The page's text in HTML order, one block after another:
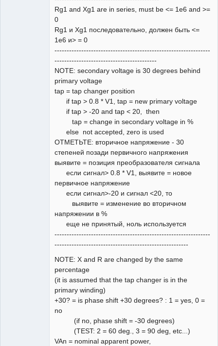
Rg1 and Xg1 are in series, must be <= 1e6 and >=
0
Rg1 и Xg1 последовательно, должен быть <=
1e6 и> = 0
----------------------------------------------------------------
------------------------------------------
NOTE: secondary voltage is 30 degrees behind
primary voltage
tap = tap changer position
if tap > 0.8 * V1, tap = new primary voltage
if tap > -20 and tap < 20, then
tap = change in secondary voltage in %
else not accepted, zero is used
ОТМЕТЬТЕ: вторичное напряжение - 30
степеней позади первичного напряжения
выявите = позиция преобразователя сигнала
если сигнал> 0.8 * V1, выявите = новое
первичное напряжение
если сигнал>-20 и сигнал <20, то
выявите = изменение во вторичном
напряжении в %
еще не принятый, ноль используется
----------------------------------------------------------------
-------------------------------------------------------
NOTE: X and R are changed by the same
percentage
(it is assumed that the tap changer is in the
primary winding)
+30? = is phase shift +30 degrees? : 1 = yes, 0 =
no
(if no, phase shift = -30 degrees)
(TEST: 2 = 60 deg., 3 = 90 deg, etc...)
VAn = nominal apparent power,